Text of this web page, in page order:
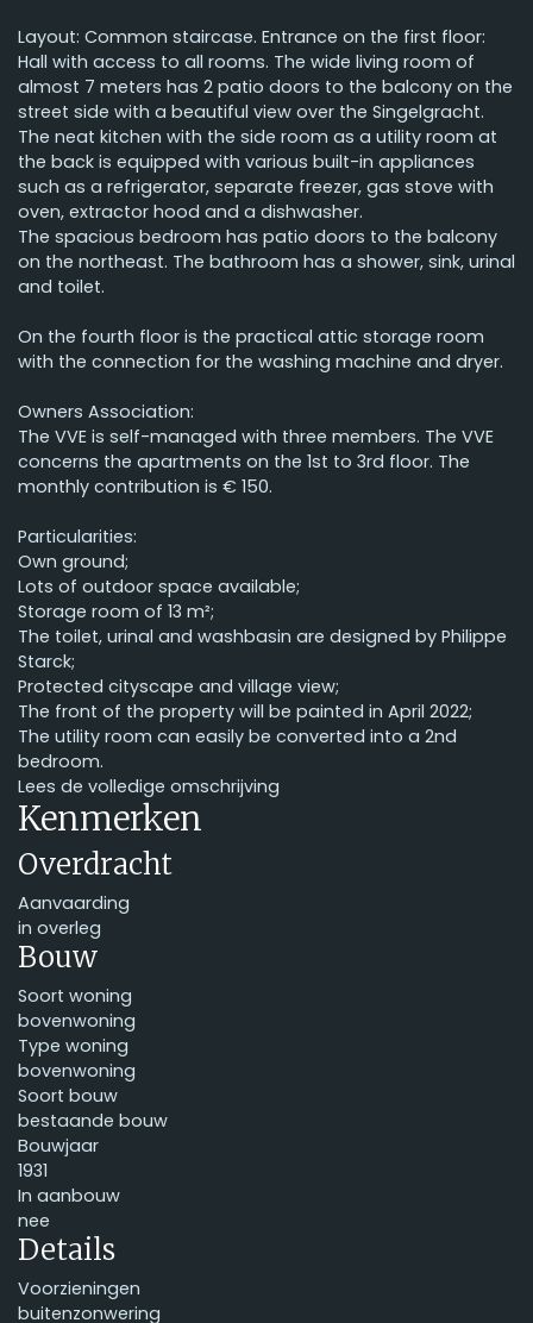
Layout: Common staircase. Entrance on the first floor:
Hall with access to all rooms. The wide living room of
almost 7 meters has 2 patio doors to the balcony on the
street side with a beautiful view over the Singelgracht.
The neat kitchen with the side room as a utility room at
the back is equipped with various built-in appliances
such as a refrigerator, separate freezer, gas stove with
oven, extractor hood and a dishwasher.
The spacious bedroom has patio doors to the balcony
on the northeast. The bathroom has a shower, sink, urinal
and toilet.
On the fourth floor is the practical attic storage room
with the connection for the washing machine and dryer.
Owners Association:
The VVE is self-managed with three members. The VVE
concerns the apartments on the 1st to 3rd floor. The
monthly contribution is € 150.
Particularities:
Own ground;
Lots of outdoor space available;
Storage room of 13 m²;
The toilet, urinal and washbasin are designed by Philippe
Starck;
Protected cityscape and village view;
The front of the property will be painted in April 2022;
The utility room can easily be converted into a 2nd
bedroom.
Lees de volledige omschrijving
Kenmerken
Overdracht
Aanvaarding
in overleg
Bouw
Soort woning
bovenwoning
Type woning
bovenwoning
Soort bouw
bestaande bouw
Bouwjaar
1931
In aanbouw
nee
Details
Voorzieningen
buitenzonwering